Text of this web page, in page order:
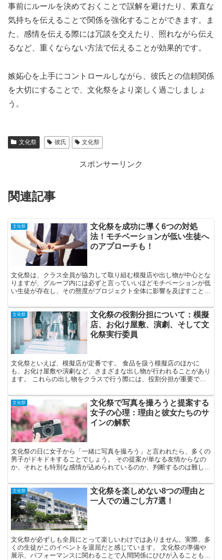
事前にルールを決めておくことで誤解を避けたり、素直な
気持ちを伝えることで関係を強化することができます。ま
た、感情を伝える際には冗談を交えたり、照れながら伝え
るなど、重くならない方法で伝えることが効果的です。
嫉妬心を上手にコントロールしながら、彼氏との信頼関係
を大切にすることで、文化祭をより楽しく過ごしましょ
う。
文化祭 彼氏 文化祭
スポンサーリンク
関連記事
文化祭
文化祭を成功に導く6つの対処
法！モチベーションが低い生徒へ
のアプローチも！
文化祭は、クラス全員が協力して取り組む模擬店や出し物が中心とな
りますが、グループ内には必ずと言っていいほどモチベーションが低
い生徒が存在し、その態度がプロジェクト全体に影響を及ぼすことも
文化祭
文化祭の役割分担について：模擬
店、お化け屋敷、演劇、そして文
化祭実行委員
文化祭といえば、模擬店が定番です。 食品を扱う模擬店のほかに
も、お化け屋敷や演劇など、さまざまな出し物が行われることがあり
ます。 これらの出し物をクラスで行う際には、役割分担が重要で
文化祭
文化祭で写真を撮ろうと提案する
女子の心理：理由と彼女たちのサ
インの解釈
文化祭の日に女子から「一緒に写真を撮ろう」と言われたら、多くの
男子がドキドキすることでしょう。 その提案が単なる友情からなの
か、それとも特別な感情が込められているのか、判断するのは難しい
文化祭
文化祭を楽しめない8つの理由と
一人での過ごし方7選！
文化祭が必ずしも全員にとって楽しいわけではありません。実際、多
くの生徒がこのイベントを退屈だと感じています。 文化祭の準備や
展示、パフォーマンスに関わることで人間関係にひびが入ることもあ